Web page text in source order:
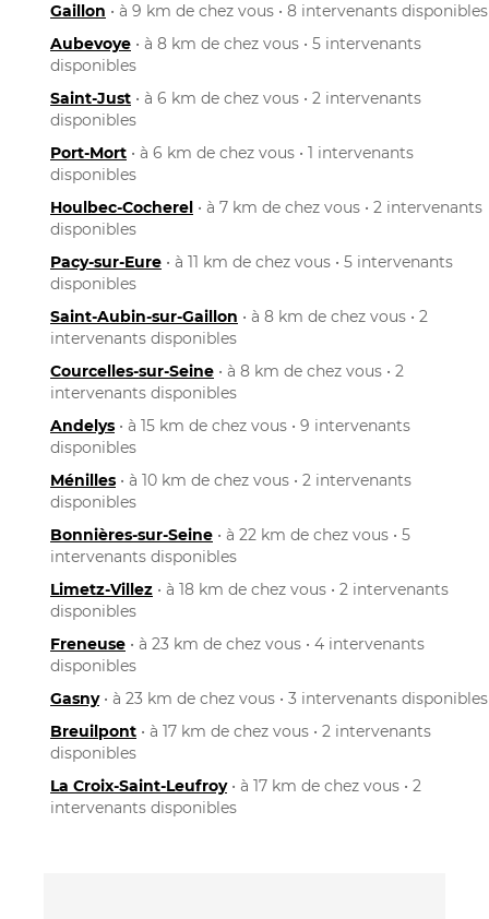
Gaillon • à 9 km de chez vous • 8 intervenants disponibles
Aubevoye • à 8 km de chez vous • 5 intervenants
disponibles
Saint-Just • à 6 km de chez vous • 2 intervenants
disponibles
Port-Mort • à 6 km de chez vous • 1 intervenants
disponibles
Houlbec-Cocherel • à 7 km de chez vous • 2 intervenants
disponibles
Pacy-sur-Eure • à 11 km de chez vous • 5 intervenants
disponibles
Saint-Aubin-sur-Gaillon • à 8 km de chez vous • 2
intervenants disponibles
Courcelles-sur-Seine • à 8 km de chez vous • 2
intervenants disponibles
Andelys • à 15 km de chez vous • 9 intervenants
disponibles
Ménilles • à 10 km de chez vous • 2 intervenants
disponibles
Bonnières-sur-Seine • à 22 km de chez vous • 5
intervenants disponibles
Limetz-Villez • à 18 km de chez vous • 2 intervenants
disponibles
Freneuse • à 23 km de chez vous • 4 intervenants
disponibles
Gasny• à 23 km de chez vous • 3 intervenants disponibles
Breuilpont • à 17 km de chez vous • 2 intervenants
disponibles
La Croix-Saint-Leufroy• à 17 km de chez vous • 2
intervenants disponibles